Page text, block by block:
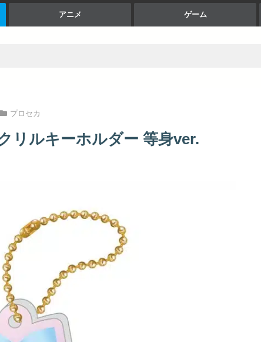
アニメ ゲーム
プロセカ
リルキーホルダー 等身ver.